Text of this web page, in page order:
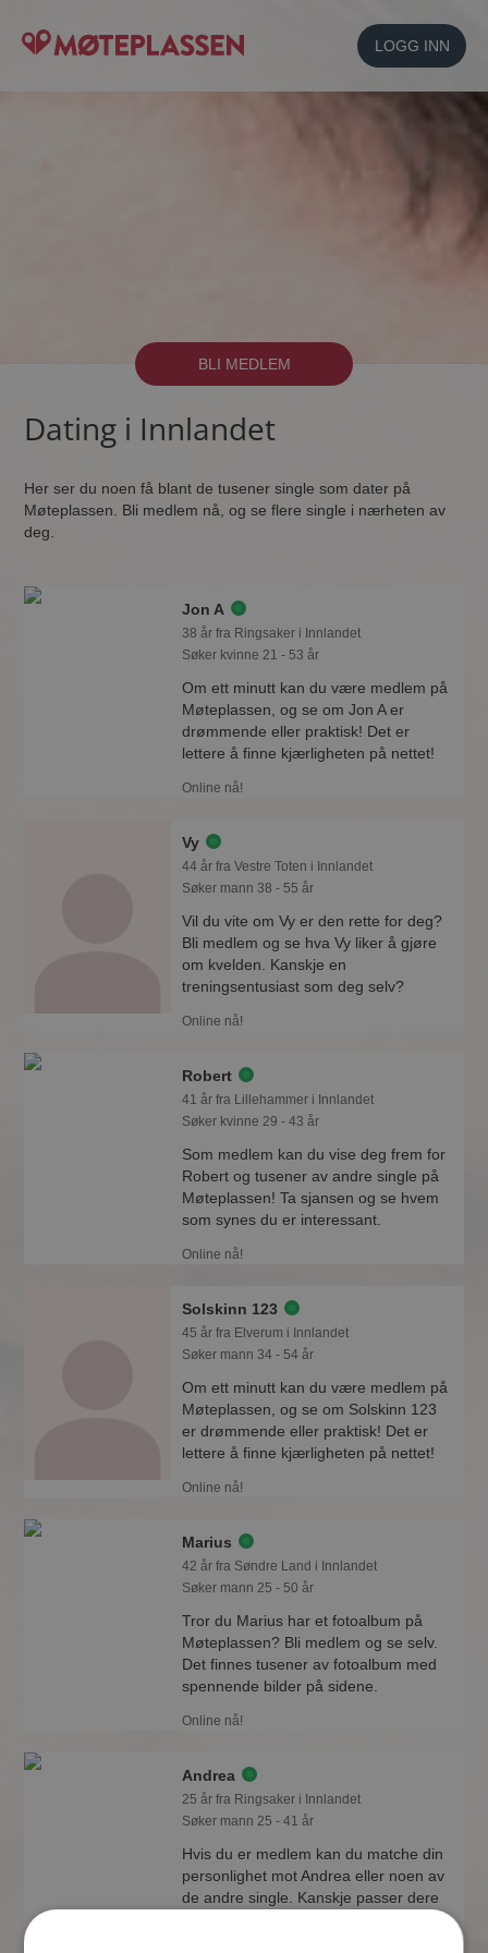
LOGG INN
BLI MEDLEM
Dating i Innlandet
Her ser du noen få blant de tusener single som dater på
Møteplassen. Bli medlem nå, og se flere single i nærheten av
deg.
Jon A
38 år fra Ringsaker i Innlandet
Søker kvinne 21 - 53 år
Om ett minutt kan du være medlem på
Møteplassen, og se om Jon A er
drømmende eller praktisk! Det er
lettere å finne kjærligheten på nettet!
Online nå!
Vy
44 år fra Vestre Toten i Innlandet
Søker mann 38 - 55 år
Vil du vite om Vy er den rette for deg?
Bli medlem og se hva Vy liker å gjøre
om kvelden. Kanskje en
treningsentusiast som deg selv?
Online nå!
Robert
41 år fra Lillehammer i Innlandet
Søker kvinne 29 - 43 år
Som medlem kan du vise deg frem for
Robert og tusener av andre single på
Møteplassen! Ta sjansen og se hvem
som synes du er interessant.
Online nå!
Solskinn 123
45 år fra Elverum i Innlandet
Søker mann 34 - 54 år
Om ett minutt kan du være medlem på
Møteplassen, og se om Solskinn 123
er drømmende eller praktisk! Det er
lettere å finne kjærligheten på nettet!
Online nå!
Marius
42 år fra Søndre Land i Innlandet
Søker mann 25 - 50 år
Tror du Marius har et fotoalbum på
Møteplassen? Bli medlem og se selv.
Det finnes tusener av fotoalbum med
spennende bilder på sidene.
Online nå!
Andrea
25 år fra Ringsaker i Innlandet
Søker mann 25 - 41 år
Hvis du er medlem kan du matche din
personlighet mot Andrea eller noen av
de andre single. Kanskje passer dere